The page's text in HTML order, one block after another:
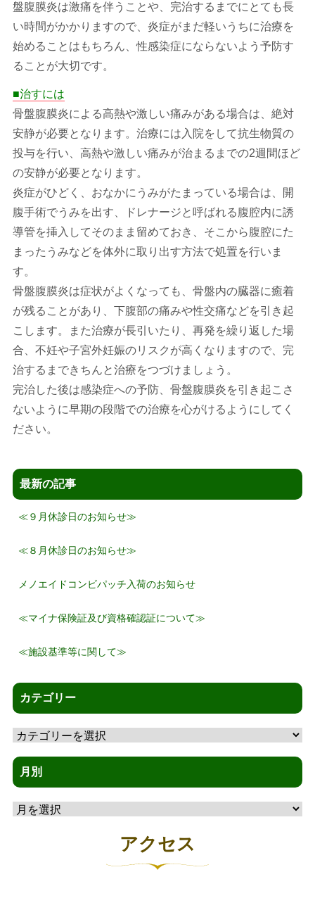
盤腹膜炎は激痛を伴うことや、完治するまでにとても長
い時間がかかりますので、炎症がまだ軽いうちに治療を
始めることはもちろん、性感染症にならないよう予防す
ることが大切です。
■治すには
骨盤腹膜炎による高熱や激しい痛みがある場合は、絶対
安静が必要となります。治療には入院をして抗生物質の
投与を行い、高熱や激しい痛みが治まるまでの2週間ほど
の安静が必要となります。
炎症がひどく、おなかにうみがたまっている場合は、開
腹手術でうみを出す、ドレナージと呼ばれる腹腔内に誘
導管を挿入してそのまま留めておき、そこから腹腔にた
まったうみなどを体外に取り出す方法で処置を行いま
す。
骨盤腹膜炎は症状がよくなっても、骨盤内の臓器に癒着
が残ることがあり、下腹部の痛みや性交痛などを引き起
こします。また治療が長引いたり、再発を繰り返した場
合、不妊や子宮外妊娠のリスクが高くなりますので、完
治するまできちんと治療をつづけましょう。
完治した後は感染症への予防、骨盤腹膜炎を引き起こさ
ないように早期の段階での治療を心がけるようにしてく
ださい。
最新の記事
≪９月休診日のお知らせ≫
≪８月休診日のお知らせ≫
メノエイドコンビパッチ入荷のお知らせ
≪マイナ保険証及び資格確認証について≫
≪施設基準等に関して≫
カテゴリー
テ
ゴ
リ
ー
月別
別
アクセス